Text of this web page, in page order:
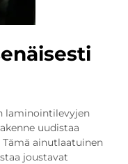
laminointilevyjen
uudistaa
ainutlaatuinen
joustavat